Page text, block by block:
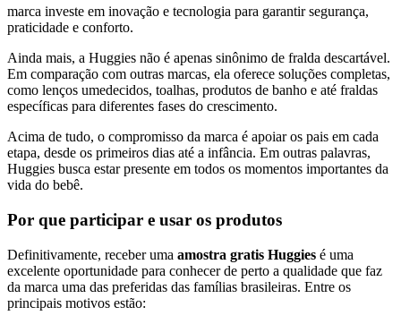
marca investe em inovação e tecnologia para garantir segurança,
praticidade e conforto.
Ainda mais, a Huggies não é apenas sinônimo de fralda descartável.
Em comparação com outras marcas, ela oferece soluções completas,
como lenços umedecidos, toalhas, produtos de banho e até fraldas
específicas para diferentes fases do crescimento.
Acima de tudo, o compromisso da marca é apoiar os pais em cada
etapa, desde os primeiros dias até a infância. Em outras palavras,
Huggies busca estar presente em todos os momentos importantes da
vida do bebê.
Por que participar e usar os produtos
Definitivamente, receber uma amostra gratis Huggies é uma
excelente oportunidade para conhecer de perto a qualidade que faz
da marca uma das preferidas das famílias brasileiras. Entre os
principais motivos estão: